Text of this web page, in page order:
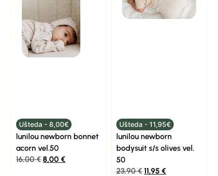
Ušteda - 8,00€
lunilou newborn bonnet
acorn vel.50
16,00€ 8,00€
Ušteda - 11,95€
lunilou newborn
bodysuit s/s olives vel.
50
23,90€ 11,95 €